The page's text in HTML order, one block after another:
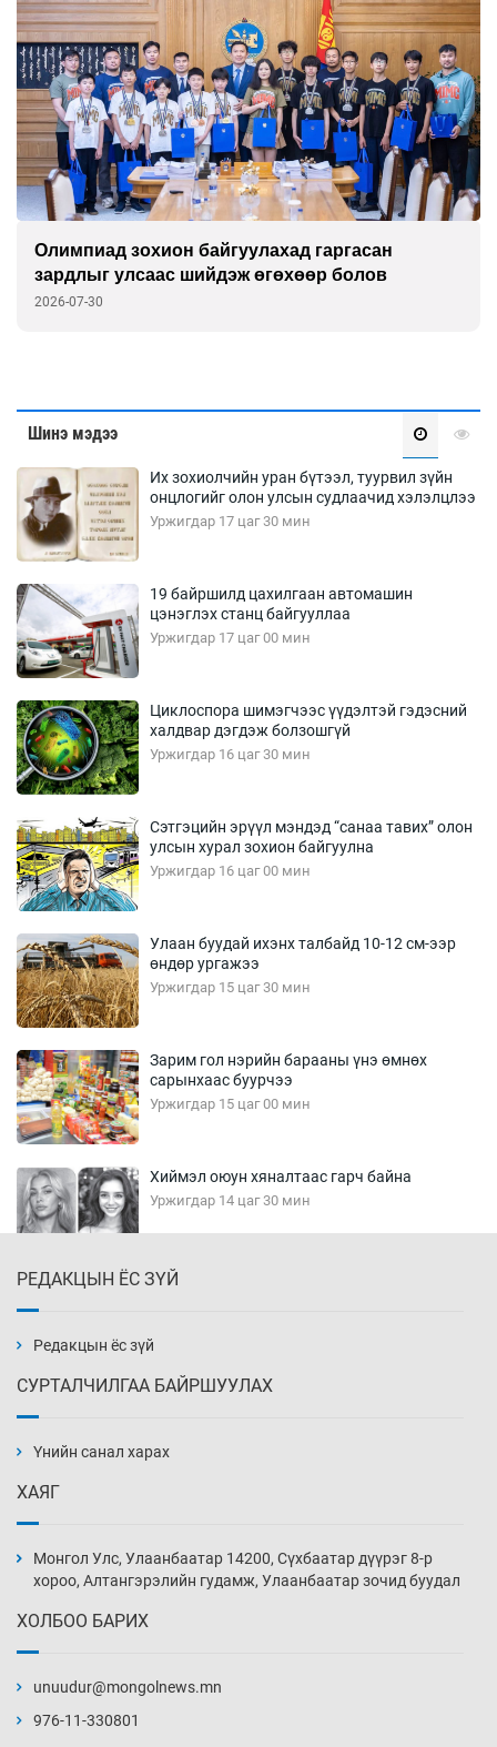
Олимпиад зохион байгуулахад гаргасан
зардлыг улсаас шийдэж өгөхөөр болов
2026-07-30
Шинэ мэдээ
Их зохиолчийн уран бүтээл, туурвил зүйн
онцлогийг олон улсын судлаачид хэлэлцлээ
Уржигдар 17 цаг 30 мин
19 байршилд цахилгаан автомашин
цэнэглэх станц байгууллаа
Уржигдар 17 цаг 00 мин
Циклоспора шимэгчээс үүдэлтэй гэдэсний
халдвар дэгдэж болзошгүй
Уржигдар 16 цаг 30 мин
Сэтгэцийн эрүүл мэндэд “санаа тавих” олон
улсын хурал зохион байгуулна
Уржигдар 16 цаг 00 мин
Улаан буудай ихэнх талбайд 10-12 см-ээр
өндөр ургажээ
Уржигдар 15 цаг 30 мин
Зарим гол нэрийн барааны үнэ өмнөх
сарынхаас буурчээ
Уржигдар 15 цаг 00 мин
Хиймэл оюун хяналтаас гарч байна
Уржигдар 14 цаг 30 мин
Уржигдар 14 цаг 00 мин
нэмэгджээ
Уржигдар 13 цаг 30 мин
Уржигдар 13 цаг 00 мин
РЕДАКЦЫН ЁС ЗҮЙ
Редакцын ёс зүй
СУРТАЛЧИЛГАА БАЙРШУУЛАХ
Үнийн санал харах
ХАЯГ
Монгол Улс, Улаанбаатар 14200, Сүхбаатар дүүрэг 8-р
хороо, Алтангэрэлийн гудамж, Улаанбаатар зочид буудал
ХОЛБОО БАРИХ
unuudur@mongolnews.mn
976-11-330801